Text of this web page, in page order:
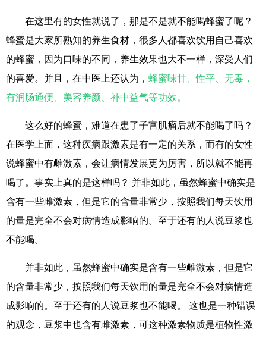
在这里有的女性就说了，那是不是就不能喝蜂蜜了呢？
蜂蜜是大家所熟知的养生食材，很多人都喜欢饮用自己喜欢
的蜂蜜，因为口味的不同，养生效果也大不一样，深受人们
的喜爱。并且，在中医上还认为， 蜂蜜味甘、性平、无毒，
有润肠通便、美容养颜、补中益气等功效。
这么好的蜂蜜，难道在患了子宫肌瘤后就不能喝了吗？
在医学上面，这种疾病跟激素是有一定的关系，而有的女性
说蜂蜜中有雌激素，会让病情发展更为厉害，所以就不能再
喝了。事实上真的是这样吗？ 并非如此，虽然蜂蜜中确实是
含有一些雌激素，但是它的含量非常少，按照我们每天饮用
的量是完全不会对病情造成影响的。至于还有的人说豆浆也
不能喝。
并非如此，虽然蜂蜜中确实是含有一些雌激素，但是它
的含量非常少，按照我们每天饮用的量是完全不会对病情造
成影响的。至于还有的人说豆浆也不能喝。 这也是一种错误
的观念，豆浆中也含有雌激素，可这种激素物质是植物性激